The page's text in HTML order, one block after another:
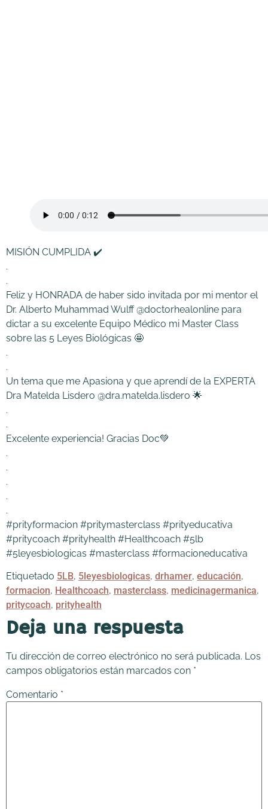
MISIÓN CUMPLIDA ✔️
.
.
Feliz y HONRADA de haber sido invitada por mi mentor el
Dr. Alberto Muhammad Wulff @doctorhealonline para
dictar a su excelente Equipo Médico mi Master Class
sobre las 5 Leyes Biológicas 🤩
.
.
Un tema que me Apasiona y que aprendí de la EXPERTA
Dra Matelda Lisdero @dra.matelda.lisdero 🌟
.
.
Excelente experiencia! Gracias Doc💚
.
.
.
.
.
#prityformacion #pritymasterclass #prityeducativa
#pritycoach #prityhealth #Healthcoach #5lb
#5leyesbiologicas #masterclass #formacioneducativa
Etiquetado 5LB, 5leyesbiologicas, drhamer, educación,
formacion, Healthcoach, masterclass, medicinagermanica,
pritycoach, prityhealth
Deja una respuesta
Tu dirección de correo electrónico no será publicada. Los
campos obligatorios están marcados con *
Comentario *